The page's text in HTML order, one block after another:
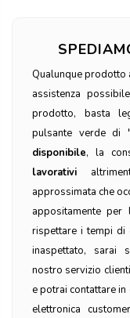
Qualunque prodotto
assistenza
prodotto, basta
pulsante verde di
disponibile, la
lavorativi
approssimata che
appositamente
rispettare i tempi di
inaspettato, sarai
nostro servizio
e potrai contattare
elettronica